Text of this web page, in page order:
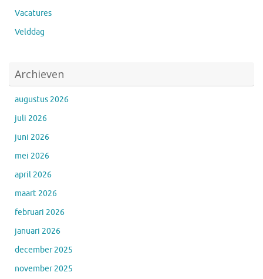
Vacatures
Velddag
Archieven
augustus 2026
juli 2026
juni 2026
mei 2026
april 2026
maart 2026
februari 2026
januari 2026
december 2025
november 2025